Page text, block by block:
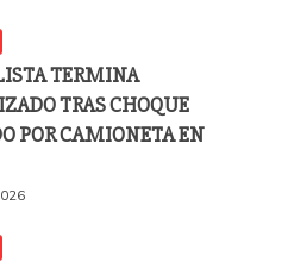
TERMINA
TRAS CHOQUE
POR CAMIONETA EN